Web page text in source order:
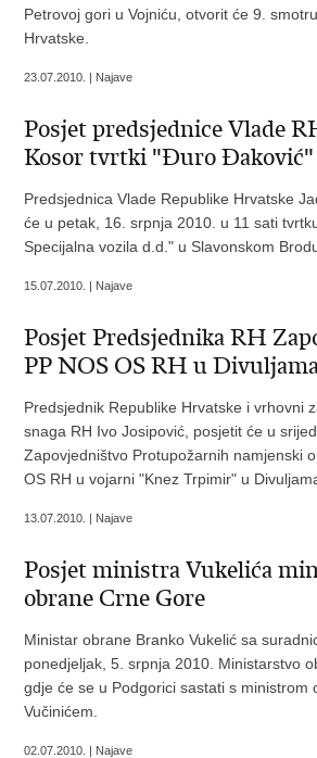
Petrovoj gori u Vojniću, otvorit će 9.
Hrvatske.
23.07.2010. | Najave
Posjet predsjednice Vlade
Kosor tvrtki "Đuro Đaković"
Predsjednica Vlade Republike Hrvatske
će u petak, 16. srpnja 2010. u 11 sati
Specijalna vozila d.d." u Slavonskom
15.07.2010. | Najave
Posjet Predsjednika RH
PP NOS OS RH u
Predsjednik Republike Hrvatske i vrhovni
snaga RH Ivo Josipović, posjetit će u
Zapovjedništvo Protupožarnih namjenski
OS RH u vojarni "Knez Trpimir" u
13.07.2010. | Najave
Posjet ministra Vukelića
obrane Crne Gore
Ministar obrane Branko Vukelić sa
ponedjeljak, 5. srpnja 2010. Ministarstvo
gdje će se u Podgorici sastati s ministrom
Vučinićem.
02.07.2010. | Najave